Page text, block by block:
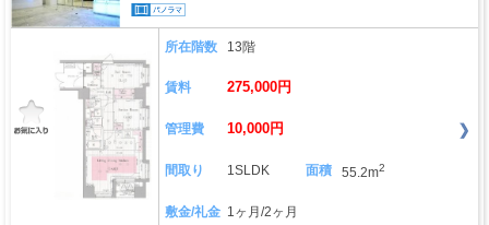
所在階数 13階
賃料 275,000円
管理費 10,000円
間取り 1SLDK 面積 55.2m2
敷金/礼金 1ヶ月/2ヶ月